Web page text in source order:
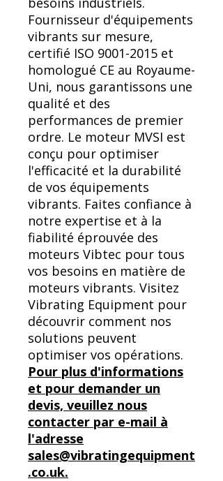
Fournisseur d'équipements
vibrants sur mesure,
certifié ISO 9001-2015 et
homologué CE au Royaume-
Uni, nous garantissons une
qualité et des
performances de premier
ordre. Le moteur MVSI est
conçu pour optimiser
l'efficacité et la durabilité
de vos équipements
vibrants. Faites confiance à
notre expertise et à la
fiabilité éprouvée des
moteurs Vibtec pour tous
vos besoins en matière de
moteurs vibrants. Visitez
Vibrating Equipment pour
découvrir comment nos
solutions peuvent
optimiser vos opérations.
Pour plus d'informations
et pour demander un
devis, veuillez nous
contacter par e-mail à
l'adresse
sales@vibratingequipment
.co.uk.